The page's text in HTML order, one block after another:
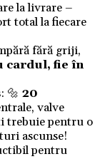
la livrare –
total la fiecare
fără griji,
cardul, fie în
: 🔩 20
valve
trebuie pentru o
ascunse!
pentru